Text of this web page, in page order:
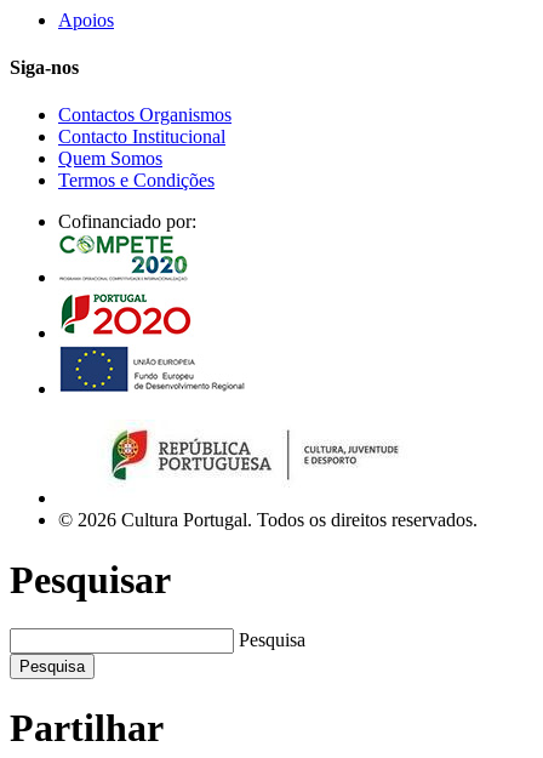
Apoios
Siga-nos
Contactos Organismos
Contacto Institucional
Quem Somos
Termos e Condições
Cofinanciado por:
© 2026 Cultura Portugal. Todos os direitos reservados.
Pesquisar
Pesquisa
Pesquisa
Partilhar